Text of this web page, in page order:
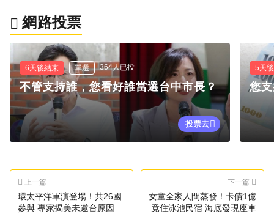
網路投票
6天後結束 單選 364人已投
不管支持誰，您看好誰當選台中市長？
投票去
5天
您
上一篇
環太平洋軍演登場！共26國
參與 專家揭美未邀台原因
下一篇
女童全家人間蒸發！卡債1億
竟住泳池民宿 海底發現座車